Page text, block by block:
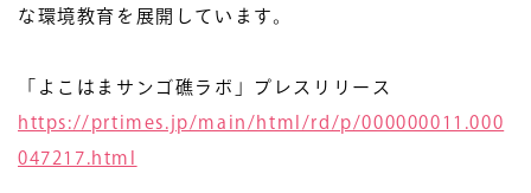
な環境教育を展開しています。
「よこはまサンゴ礁ラボ」プレスリリース
https://prtimes.jp/main/html/rd/p/000000011.000
047217.html